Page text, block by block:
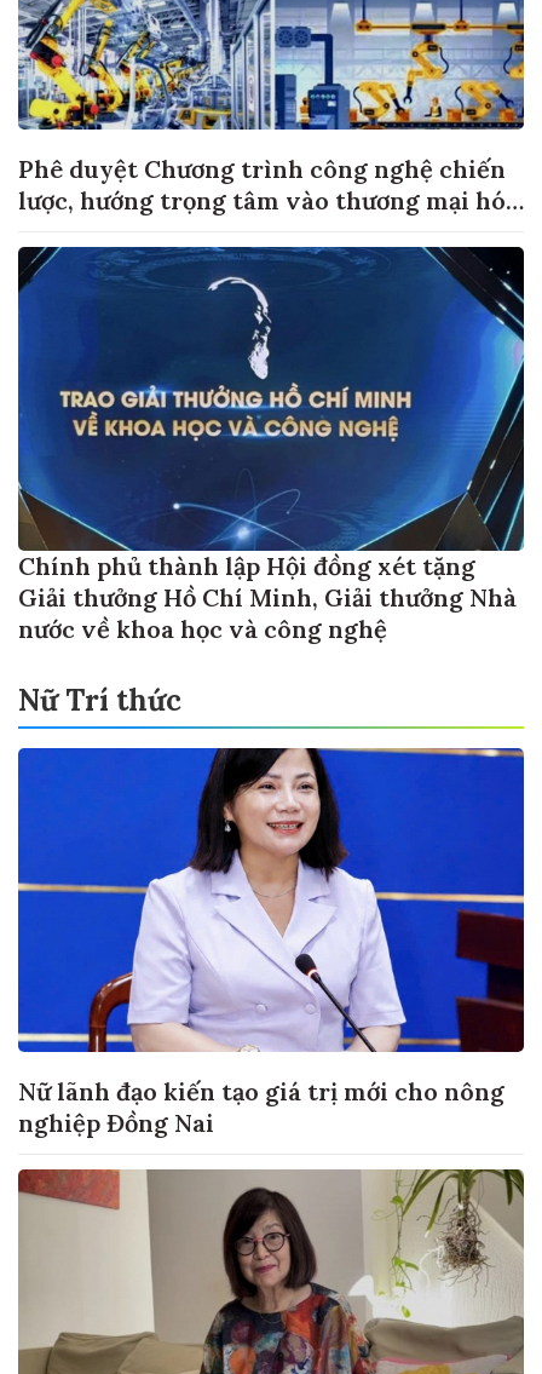
Phê duyệt Chương trình công nghệ chiến
lược, hướng trọng tâm vào thương mại hóa
Chính phủ thành lập Hội đồng xét tặng
Giải thưởng Hồ Chí Minh, Giải thưởng Nhà
nước về khoa học và công nghệ
Nữ Trí thức
Nữ lãnh đạo kiến tạo giá trị mới cho nông
nghiệp Đồng Nai